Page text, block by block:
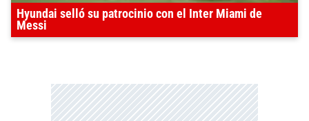
Hyundai selló su patrocinio con el Inter Miami de
Messi